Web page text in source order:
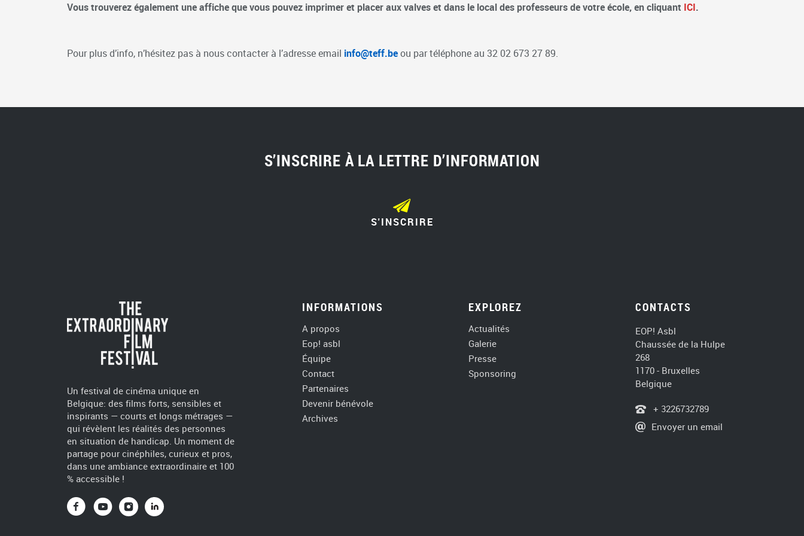
Vous trouverez également une affiche que vous pouvez imprimer et placer aux valves et dans le local des professeurs de votre école, en cliquant ICI.
Pour plus d’info, n’hésitez pas à nous contacter à l’adresse email info@teff.beou par téléphone au 32 02 673 27 89.
S’INSCRIRE À LA LETTRE D’INFORMATION
S'INSCRIRE
Un festival de cinéma unique en
Belgique: des films forts, sensibles et
inspirants — courts et longs métrages —
qui révèlent les réalités des personnes
en situation de handicap. Un moment de
partage pour cinéphiles, curieux et pros,
dans une ambiance extraordinaire et 100
% accessible !
Vers Facebook
INFORMATIONS
A propos
Eop! asbl
Équipe
Contact
Partenaires
Devenir bénévole
Archives
EXPLOREZ
Actualités
Galerie
Presse
Sponsoring
CONTACTS
EOP! Asbl
Chaussée de la Hulpe
268
1170 - Bruxelles
Belgique
+ 3226732789
Envoyer un email